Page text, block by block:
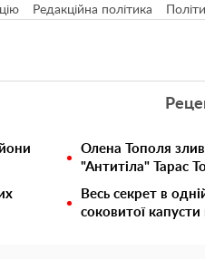
Редакційна політика
Олена Тополя
"Антитіла" Тарас
Весь секрет в
соковитої